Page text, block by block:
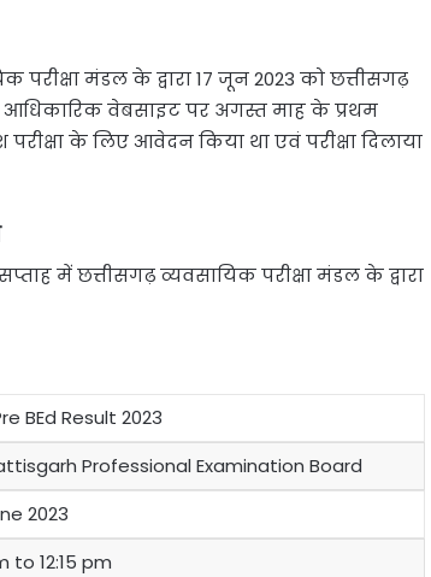
परीक्षा मंडल के द्वारा 17 जून 2023 को छत्तीसगढ़
आधिकारिक वेबसाइट पर अगस्त माह के प्रथम
परीक्षा के लिए आवेदन किया था एवं परीक्षा दिलाया
में छत्तीसगढ़ व्यवसायिक परीक्षा मंडल के द्वारा
BEd Result 2023
Professional Examination Board
2023
to 12:15 pm